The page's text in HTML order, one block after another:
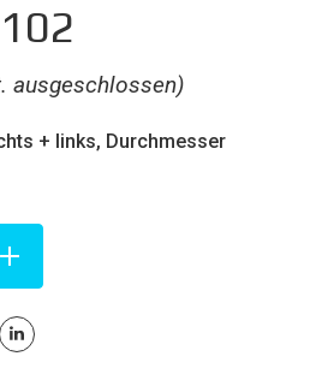
ausgeschlossen)
+ links, Durchmesser